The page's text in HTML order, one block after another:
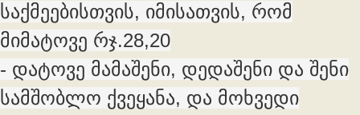
საქმეებისთვის, იმისათვის, რომ
მიმატოვე რჯ.28,20
- დატოვე მამაშენი, დედაშენი და შენი
სამშობლო ქვეყანა, და მოხვედი